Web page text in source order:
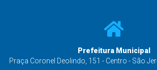
Prefeitura Municipal
Praça Coronel Deolindo, 151 - Centro - São